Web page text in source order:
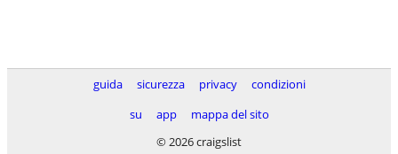
guida sicurezza privacy
condizioni
su
app
mappa del sito
© 2026 craigslist